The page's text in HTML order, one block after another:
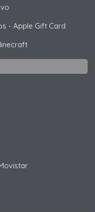
- Apple Gift Card